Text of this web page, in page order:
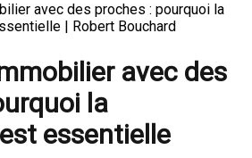
avec des proches : pourquoi la
| Robert Bouchard
avec des
la
essentielle